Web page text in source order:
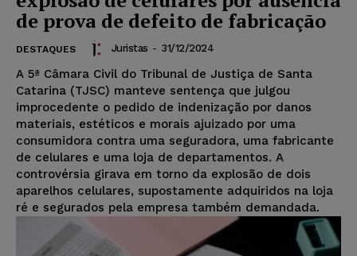
de prova de defeito de fabricação
DESTAQUES Juristas - 31/12/2024
A 5ª Câmara Civil do Tribunal de Justiça de Santa
Catarina (TJSC) manteve sentença que julgou
improcedente o pedido de indenização por danos
materiais, estéticos e morais ajuizado por uma
consumidora contra uma seguradora, uma fabricante
de celulares e uma loja de departamentos. A
controvérsia girava em torno da explosão de dois
aparelhos celulares, supostamente adquiridos na loja
ré e segurados pela empresa também demandada.